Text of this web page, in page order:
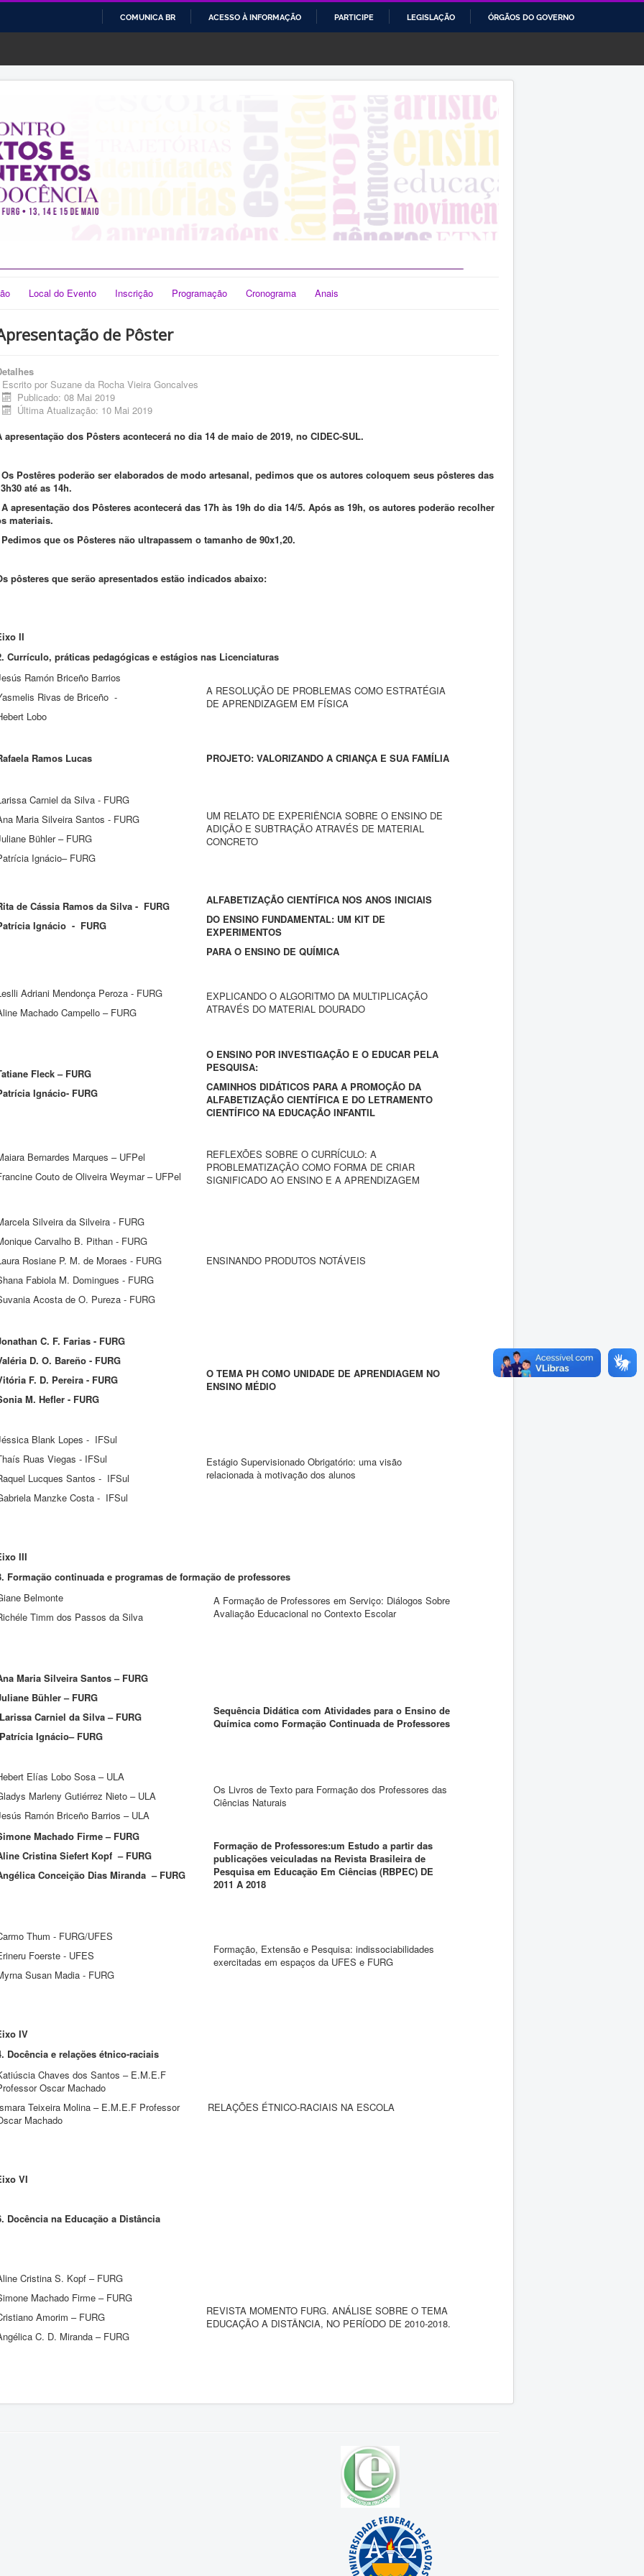
O
CONTEÚDO
COMUNICA BR ACESSO À INFORMAÇÃO PARTICIPE LEGISLAÇÃO ÓRGÃOS DO GOVERNO
Local do Evento Inscrição Programação Cronograma Anais
de Pôster
Escrito por Suzane da Rocha Vieira Goncalves
Publicado: 08 Mai 2019
Última Atualização: 10 Mai 2019
apresentação dos Pôsters acontecerá no dia 14 de maio de 2019, no CIDEC-SUL.
Postêres poderão ser elaborados de modo artesanal, pedimos que os autores coloquem seus pôsteres das
até as 14h.
apresentação dos Pôsteres acontecerá das 17h às 19h do dia 14/5. Após as 19h, os autores poderão recolher
materiais.
que os Pôsteres não ultrapassem o tamanho de 90x1,20.
pôsteres que serão apresentados estão indicados abaixo:
II
Currículo, práticas pedagógicas e estágios nas Licenciaturas
Ramón Briceño Barrios
Rivas de Briceño -
Lobo
A RESOLUÇÃO DE PROBLEMAS COMO ESTRATÉGIA
DE APRENDIZAGEM EM FÍSICA
Ramos Lucas PROJETO: VALORIZANDO A CRIANÇA E SUA FAMÍLIA
Carniel da Silva - FURG
Maria Silveira Santos - FURG
Bühler – FURG
Ignácio– FURG
UM RELATO DE EXPERIÊNCIA SOBRE O ENSINO DE
ADIÇÃO E SUBTRAÇÃO ATRAVÉS DE MATERIAL
CONCRETO
de Cássia Ramos da Silva - FURG
Ignácio - FURG
ALFABETIZAÇÃO CIENTÍFICA NOS ANOS INICIAIS
DO ENSINO FUNDAMENTAL: UM KIT DE
EXPERIMENTOS
PARA O ENSINO DE QUÍMICA
Adriani Mendonça Peroza - FURG
Machado Campello – FURG
EXPLICANDO O ALGORITMO DA MULTIPLICAÇÃO
ATRAVÉS DO MATERIAL DOURADO
Fleck – FURG
Ignácio- FURG
O ENSINO POR INVESTIGAÇÃO E O EDUCAR PELA
PESQUISA:
CAMINHOS DIDÁTICOS PARA A PROMOÇÃO DA
ALFABETIZAÇÃO CIENTÍFICA E DO LETRAMENTO
CIENTÍFICO NA EDUCAÇÃO INFANTIL
Bernardes Marques – UFPel
Couto de Oliveira Weymar – UFPel
REFLEXÕES SOBRE O CURRÍCULO: A
PROBLEMATIZAÇÃO COMO FORMA DE CRIAR
SIGNIFICADO AO ENSINO E A APRENDIZAGEM
Silveira da Silveira - FURG
Carvalho B. Pithan - FURG
Rosiane P. M. de Moraes - FURG
Fabiola M. Domingues - FURG
Acosta de O. Pureza - FURG
ENSINANDO PRODUTOS NOTÁVEIS
C. F. Farias - FURG
D. O. Bareño - FURG
F. D. Pereira - FURG
M. Hefler - FURG
O TEMA PH COMO UNIDADE DE APRENDIAGEM NO
ENSINO MÉDIO
Blank Lopes - IFSul
Ruas Viegas - IFSul
Lucques Santos - IFSul
Manzke Costa - IFSul
Estágio Supervisionado Obrigatório: uma visão
relacionada à motivação dos alunos
III
Formação continuada e programas de formação de professores
Belmonte
Timm dos Passos da Silva
A Formação de Professores em Serviço: Diálogos Sobre
Avaliação Educacional no Contexto Escolar
Maria Silveira Santos – FURG
Bühler – FURG
Carniel da Silva – FURG
Ignácio– FURG
Sequência Didática com Atividades para o Ensino de
Química como Formação Continuada de Professores
Elías Lobo Sosa – ULA
Marleny Gutiérrez Nieto – ULA
Ramón Briceño Barrios – ULA
Os Livros de Texto para Formação dos Professores das
Ciências Naturais
Machado Firme – FURG
Cristina Siefert Kopf – FURG
Conceição Dias Miranda – FURG
Formação de Professores:um Estudo a partir das
publicações veiculadas na Revista Brasileira de
Pesquisa em Educação Em Ciências (RBPEC) DE
2011 A 2018
Thum - FURG/UFES
Foerste - UFES
Susan Madia - FURG
Formação, Extensão e Pesquisa: indissociabilidades
exercitadas em espaços da UFES e FURG
IV
Docência e relações étnico-raciais
Chaves dos Santos – E.M.E.F
Oscar Machado
Teixeira Molina – E.M.E.F Professor
Machado
RELAÇÕES ÉTNICO-RACIAIS NA ESCOLA
VI
Docência na Educação a Distância
Cristina S. Kopf – FURG
Machado Firme – FURG
Amorim – FURG
C. D. Miranda – FURG
REVISTA MOMENTO FURG. ANÁLISE SOBRE O TEMA
EDUCAÇÃO A DISTÂNCIA, NO PERÍODO DE 2010-2018.